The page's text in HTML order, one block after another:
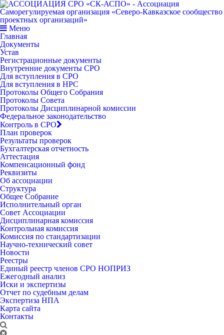
Меню
Главная
Документы
Устав
Регистрационные документы
Внутренние документы СРО
Для вступления в СРО
Для вступления в НРС
Протоколы Общего Собрания
Протоколы Совета
Протоколы Дисциплинарной комиссии
Федеральное законодательство
Контроль в СРО
План проверок
Результаты проверок
Бухгалтерская отчетность
Аттестация
Компенсационный фонд
Реквизиты
Об ассоциации
Структура
Общее Собрание
Исполнительный орган
Совет Ассоциации
Дисциплинарная комиссия
Контрольная комиссия
Комиссия по стандартизации
Научно-технический совет
Новости
Реестры
Единый реестр членов СРО НОПРИЗ
Ежегодный анализ
Иски и экспертизы
Отчет по судебным делам
Экспертиза НПА
Карта сайта
Контакты